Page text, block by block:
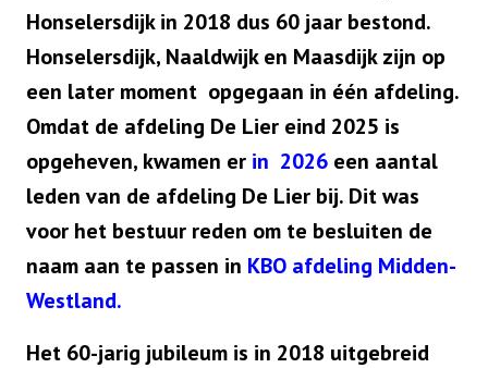
Honselersdijk in 2018 dus 60 jaar bestond.
Honselersdijk, Naaldwijk en Maasdijk zijn op
een later moment opgegaan in één afdeling.
Omdat de afdeling De Lier eind 2025 is
opgeheven, kwamen er in 2026 een aantal
leden van de afdeling De Lier bij. Dit was
voor het bestuur reden om te besluiten de
naam aan te passen in KBO afdeling Midden-
Westland.
Het 60-jarig jubileum is in 2018 uitgebreid